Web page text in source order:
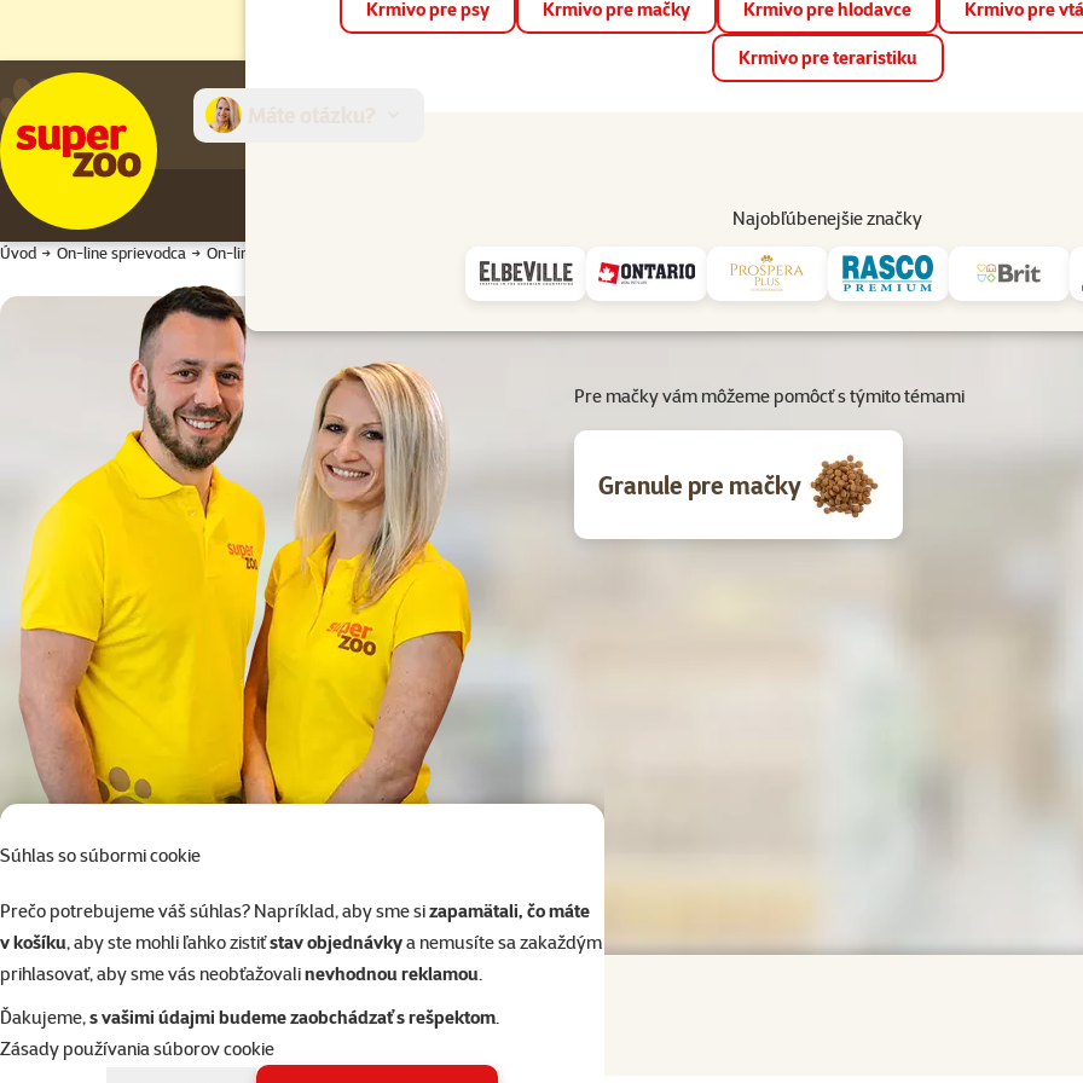
📱 Stiahnite si novú aplikáciu Super zoo.Viac informácií
Súhlas so súbormi cookie
Prečo potrebujeme váš súhlas? Napríklad, aby sme sizapamätali, čo máte
v košíku, aby ste mohli ľahko zistiťstav objednávkya nemusíte sa zakaždým
prihlasovať, aby sme vás neobťažovalinevhodnou reklamou.
Ďakujeme,s vašimi údajmi budeme zaobchádzať s rešpektom.
Zásady používania súborov cookie
Krmivo pre psy Krmivo pre mačky Krmivo pre hlodavce Krmivo pre
Krmivo pre teraristiku
Najobľúbenejšie značky
Predajne Služby
Úvod On-line sprievodca On-line sprievodca
On-line sprievodca
Pre mačky vám môžeme pomôcť s týmito témami
Granule pre mačky
02/20570200
Po–Pi 7:00 – 18:00
Online chat
WhatsApp
Chovateľské potreby pre mačky